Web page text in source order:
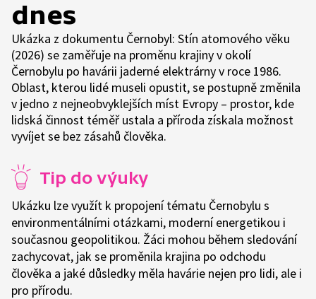
dnes
Ukázka z dokumentu Černobyl: Stín atomového věku
(2026) se zaměřuje na proměnu krajiny v okolí
Černobylu po havárii jaderné elektrárny v roce 1986.
Oblast, kterou lidé museli opustit, se postupně změnila
v jedno z nejneobvyklejších míst Evropy – prostor, kde
lidská činnost téměř ustala a příroda získala možnost
vyvíjet se bez zásahů člověka.
Tip do výuky
Ukázku lze využít k propojení tématu Černobylu s
environmentálními otázkami, moderní energetikou i
současnou geopolitikou. Žáci mohou během sledování
zachycovat, jak se proměnila krajina po odchodu
člověka a jaké důsledky měla havárie nejen pro lidi, ale i
pro přírodu.